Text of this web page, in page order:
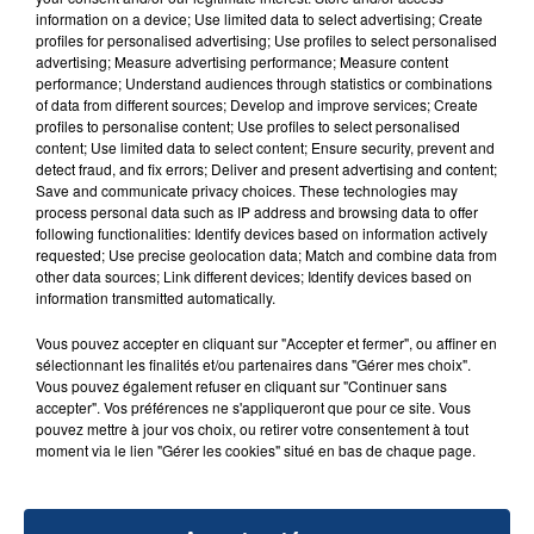
50 CENT
FIL D'ACTU
SON BÉBÉ ENTRE LA VIE ET LA...
information on a device; Use limited data to select advertising; Create
profiles for personalised advertising; Use profiles to select personalised
advertising; Measure advertising performance; Measure content
performance; Understand audiences through statistics or combinations
of data from different sources; Develop and improve services; Create
profiles to personalise content; Use profiles to select personalised
content; Use limited data to select content; Ensure security, prevent and
detect fraud, and fix errors; Deliver and present advertising and content;
Save and communicate privacy choices. These technologies may
process personal data such as IP address and browsing data to offer
following functionalities: Identify devices based on information actively
requested; Use precise geolocation data; Match and combine data from
other data sources; Link different devices; Identify devices based on
information transmitted automatically.
Vous pouvez accepter en cliquant sur "Accepter et fermer", ou affiner en
sélectionnant les finalités et/ou partenaires dans "Gérer mes choix".
Vous pouvez également refuser en cliquant sur "Continuer sans
accepter". Vos préférences ne s'appliqueront que pour ce site. Vous
pouvez mettre à jour vos choix, ou retirer votre consentement à tout
moment via le lien "Gérer les cookies" situé en bas de chaque page.